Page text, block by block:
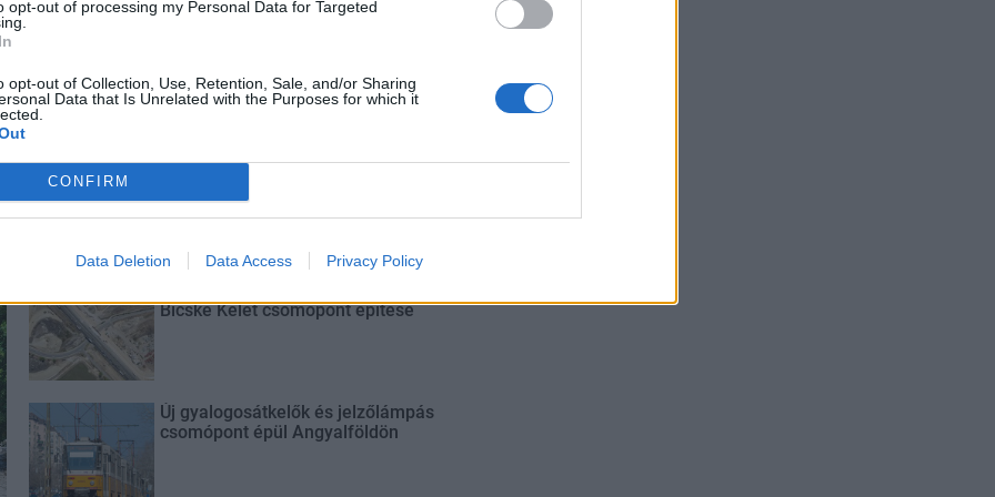
opt-out of processing my Personal Data for Targeted
opt-out of Collection, Use, Retention, Sale, and/or Sharing
Data that Is Unrelated with the Purposes for which it
CONFIRM
Data Deletion Data Access Privacy Policy
Bicske Kelet csomópont építése
Új gyalogosátkelők és jelzőlámpás
csomópont épül Angyalföldön